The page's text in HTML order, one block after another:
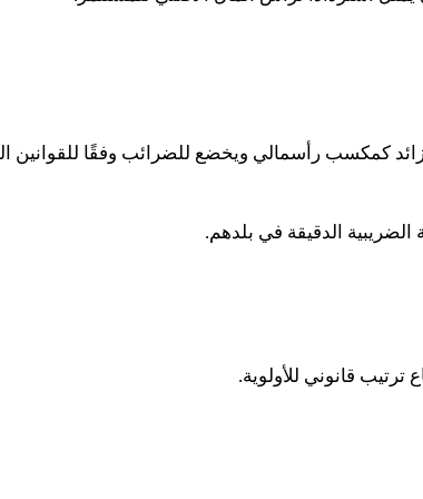
كمكسب رأسمالي ويخضع للضرائب وفقًا للقوانين
الدقيقة في بلدهم.
ترتيب قانوني للأولوية.